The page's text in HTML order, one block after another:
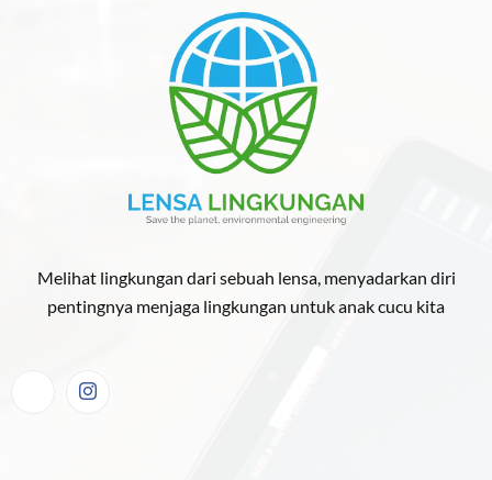
Melihat lingkungan dari sebuah lensa, menyadarkan diri
pentingnya menjaga lingkungan untuk anak cucu kita